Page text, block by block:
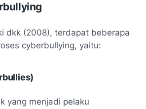
dkk (2008), terdapat beberapa
cyberbullying, yaitu:
yang menjadi pelaku